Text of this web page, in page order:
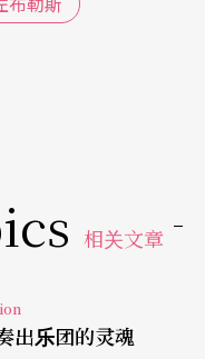
艺术总监期间（1
级的导演，提升
当今东西文化交流
耳其演员，共同
相关文章
出乐团的灵魂